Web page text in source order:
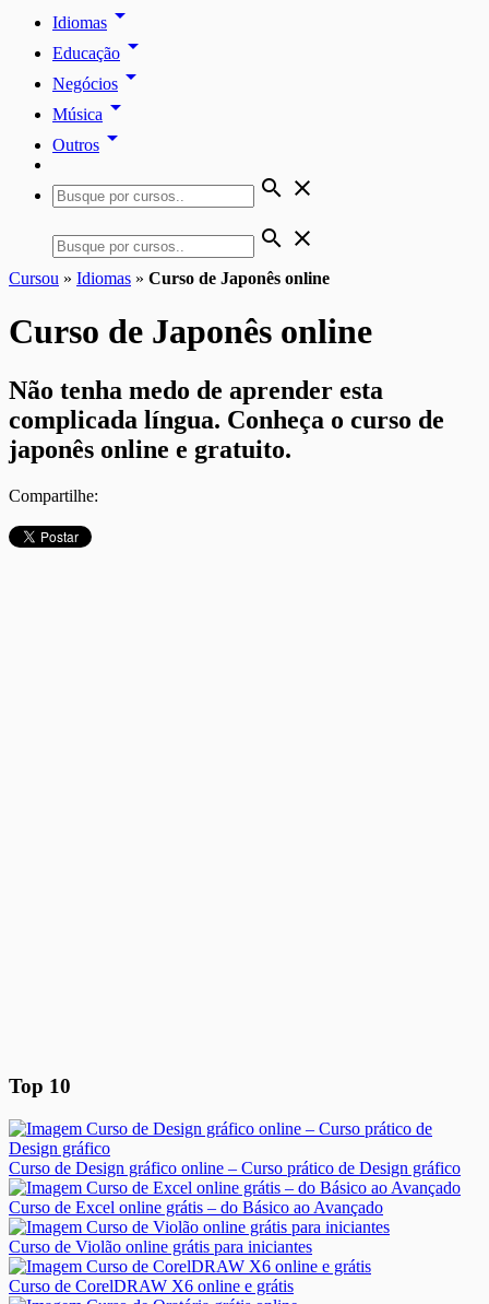
Idiomas arrow_drop_down
Educação arrow_drop_down
Negócios arrow_drop_down
Música arrow_drop_down
Outros arrow_drop_down
search close
search close
Cursou » Idiomas » Curso de Japonês online
Curso de Japonês online
Não tenha medo de aprender esta
complicada língua. Conheça o curso de
japonês online e gratuito.
Compartilhe:
Top 10
Curso de Design gráfico online – Curso prático de Design gráfico
Curso de Excel online grátis – do Básico ao Avançado
Curso de Violão online grátis para iniciantes
Curso de CorelDRAW X6 online e grátis